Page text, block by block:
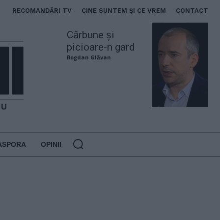
RECOMANDĂRI TV CINE SUNTEM ȘI CE VREM CONTACT
Cărbune și
picioare-n gard
Bogdan Glăvan
OPINII